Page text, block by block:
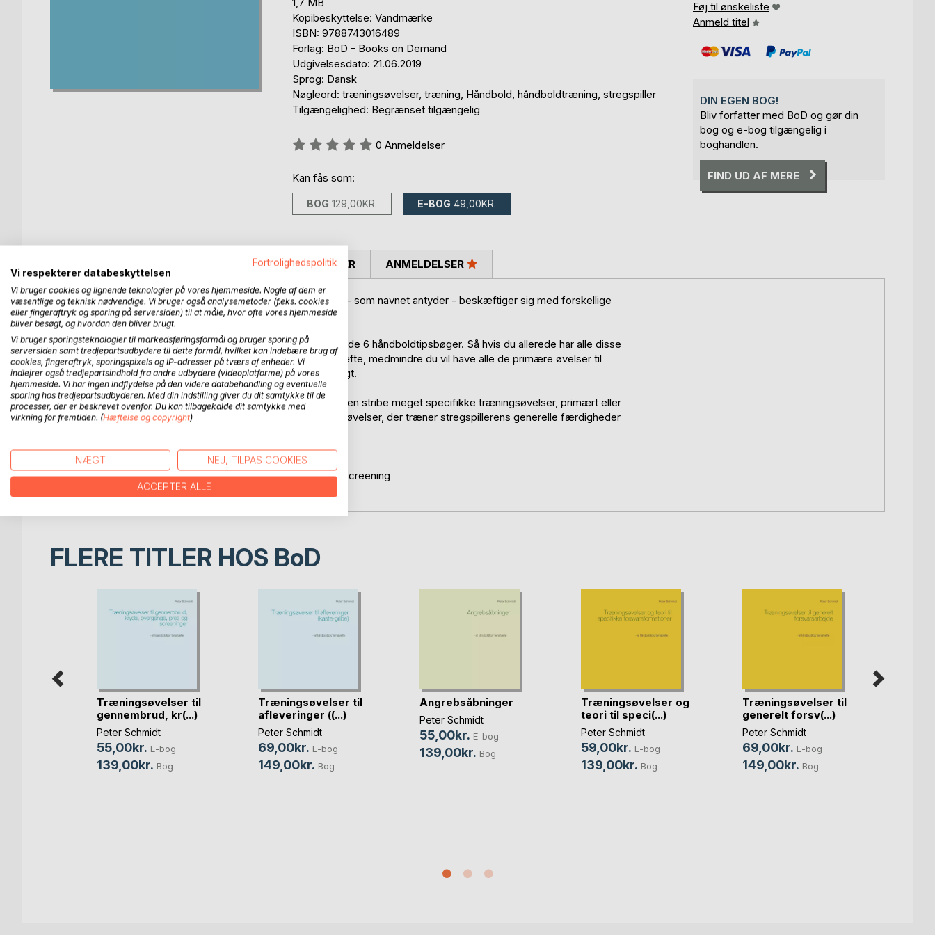
Kopibeskyttelse: Vandmærke
ISBN: 9788743016489
Forlag: BoD - Books on Demand
Udgivelsesdato: 21.06.2019
Sprog: Dansk
Nøgleord: træningsøvelser, træning, Håndbold, håndboldtræning, stregspiller
Tilgængelighed: Begrænset tilgængelig
Anmeldelse::
0 Anmeldelser
Kan fås som:
BOG 129,00KR. E-BOG 49,00KR.
Føj til ønskeliste
Anmeld titel
DIN EGEN BOG!
Bliv forfatter med BoD og gør din
bog og e-bog tilgængelig i
boghandlen.
FIND UD AF MERE
Håndboldtips' temahæfter er en samling temahæfter, der - som navnet antyder - beskæftiger sig med forskellige
tematiske områder af håndboldtræningen.
De fleste af øvelserne har allerede været udgivet i een af de 6 håndboldtipsbøger. Så hvis du allerede har alle disse
bøger i din reol, så behøver du strengt taget ikke dette hæfte, medmindre du vil have alle de primære øvelser til
træning af stregspillere samlet eet sted, let og overskueligt.
I dette, det første hæfte i serien, har jeg forsøgt at samle en stribe meget specifikke træningsøvelser, primært eller
alene, for den moderne stregspiller. Jeg har fokuseret på øvelser, der træner stregspillerens generelle færdigheder
- Evnen til at gribe bolden i en presset situation
- Evnen til at bevæge sig rigtigt, placere sig og sætte en screening
- Evnen til at afslutte mod mål
PRESSEN SKRIVER ANMELDELSER
FLERE TITLER HOS BoD
Træningsøvelser til
gennembrud, kr(...)
Peter Schmidt
55,00kr. E-bog
139,00kr. Bog
Træningsøvelser til
afleveringer ((...)
Peter Schmidt
69,00kr. E-bog
149,00kr. Bog
Angrebsåbninger
Peter Schmidt
55,00kr. E-bog
139,00kr. Bog
Træningsøvelser og
teori til speci(...)
Peter Schmidt
59,00kr. E-bog
139,00kr. Bog
Træningsøvelser til
generelt forsv(...)
Peter Schmidt
69,00kr. E-bog
149,00kr. Bog
Fortrolighedspolitik
Vi respekterer databeskyttelsen
Vi bruger cookies og lignende teknologier på vores hjemmeside. Nogle af dem er
væsentlige og teknisk nødvendige. Vi bruger også analysemetoder (f.eks. cookies
eller fingeraftryk og sporing på serversiden) til at måle, hvor ofte vores hjemmeside
bliver besøgt, og hvordan den bliver brugt.
Vi bruger sporingsteknologier til markedsføringsformål og bruger sporing på
serversiden samt tredjepartsudbydere til dette formål, hvilket kan indebære brug af
cookies, fingeraftryk, sporingspixels og IP-adresser på tværs af enheder. Vi
indlejrer også tredjepartsindhold fra andre udbydere (videoplatforme) på vores
hjemmeside. Vi har ingen indflydelse på den videre databehandling og eventuelle
sporing hos tredjepartsudbyderen. Med din indstilling giver du dit samtykke til de
processer, der er beskrevet ovenfor. Du kan tilbagekalde dit samtykke med
virkning for fremtiden. (Hæftelse og copyright)
NÆGT NEJ, TILPAS COOKIES
ACCEPTER ALLE